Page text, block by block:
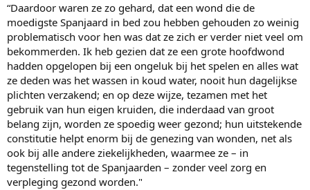
“Daardoor waren ze zo gehard, dat een wond die de
moedigste Spanjaard in bed zou hebben gehouden zo weinig
problematisch voor hen was dat ze zich er verder niet veel om
bekommerden. Ik heb gezien dat ze een grote hoofdwond
hadden opgelopen bij een ongeluk bij het spelen en alles wat
ze deden was het wassen in koud water, nooit hun dagelijkse
plichten verzakend; en op deze wijze, tezamen met het
gebruik van hun eigen kruiden, die inderdaad van groot
belang zijn, worden ze spoedig weer gezond; hun uitstekende
constitutie helpt enorm bij de genezing van wonden, net als
ook bij alle andere ziekelijkheden, waarmee ze – in
tegenstelling tot de Spanjaarden – zonder veel zorg en
verpleging gezond worden."